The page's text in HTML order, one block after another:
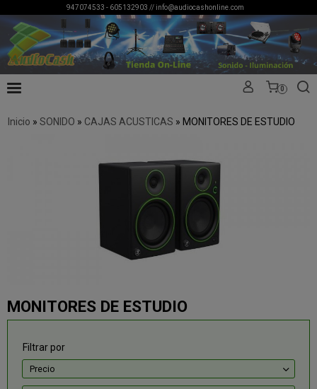
947074533 - 605132903 // info@audiocashonline.com
0
Inicio » SONIDO » CAJAS ACUSTICAS » MONITORES DE ESTUDIO
MONITORES DE ESTUDIO
Filtrar por
Precio